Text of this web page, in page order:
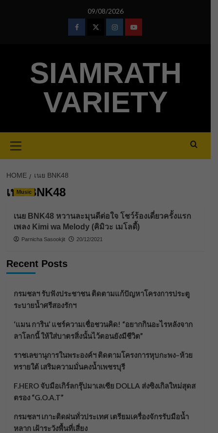
09/08/2026
FacebookTwitterInstagramYoutube
SIAMRATH
VARIETY
Menu
HOME เนย BNK48
เนย BNK48
Music
เนย BNK48 หวานละมุนดีต่อใจ โชว์ร้องเดี่ยวครั้งแรก
เพลง Kimi wa Melody (คิมิวะ เมโลดี้)
Parnicha Sasookjit 20/12/2021
Recent Posts
กรมชลฯ รับฟังประชาชน ติดตามแก้ปัญหาโครงการประตู
ระบายน้ำศรีสองรักฯ
‘แมน การิน’ แชร์ความเชื่อชวนคิด! “อยากกินอะไรหลังจาก
ลาโลกนี้ ให้ใส่บาตรสิ่งนั้นไว้ตอนยังมีชีวิต”
ราชเลขานุการในพระองค์ฯ ติดตามโครงการหุบกะพง–ห้วย
ทรายใต้ เสริมความมั่นคงน้ำเพชรบุรี
F.HERO จับมือเกิร์ลกรุ๊ปมาเลเซีย DOLLA ส่งซิงเกิลใหม่สุดส
ตรอง “G.O.A.T”
กรมชลฯ เกาะติดฝนทั่วประเทศ เตรียมเครื่องจักรรับมือน้ำ
หลาก เฝ้าระวังพื้นที่เสี่ยง